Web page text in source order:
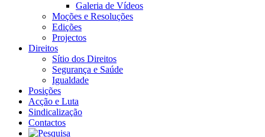
Galeria de Vídeos
Moções e Resoluções
Edições
Projectos
Direitos
Sítio dos Direitos
Segurança e Saúde
Igualdade
Posições
Acção e Luta
Sindicalização
Contactos